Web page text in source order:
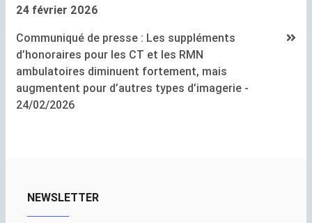
24 février 2026
Communiqué de presse : Les suppléments
d’honoraires pour les CT et les RMN
ambulatoires diminuent fortement, mais
augmentent pour d’autres types d’imagerie -
24/02/2026
NEWSLETTER